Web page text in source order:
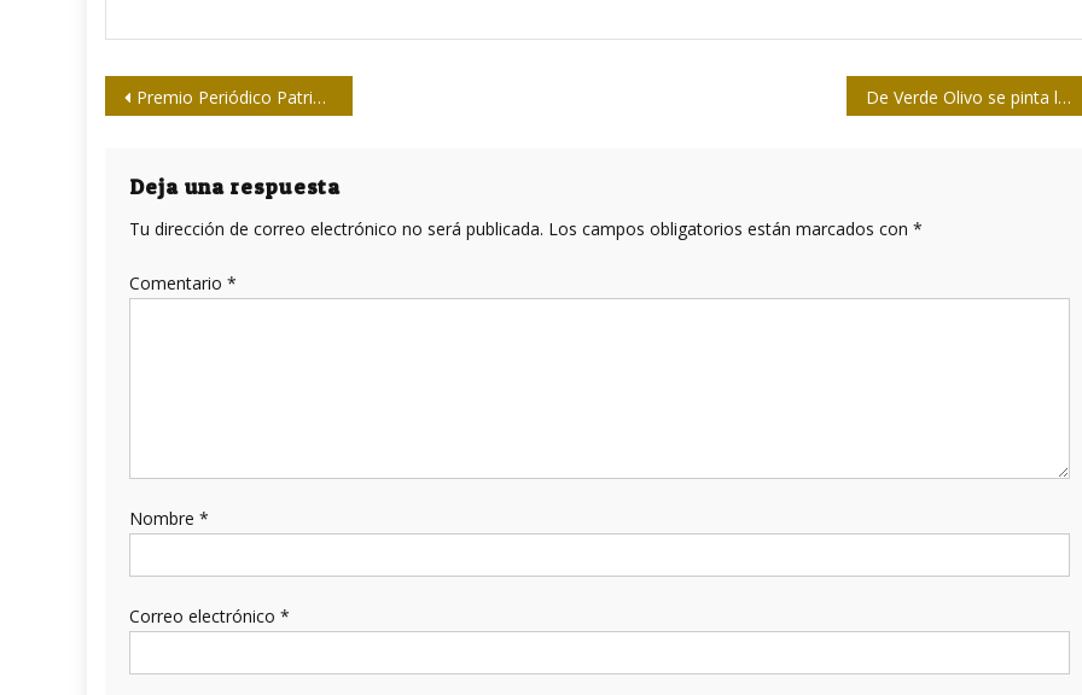
Navegación
entradas
Premio Periódico Patria para Eusebio Leal De Verde Olivo se pinta la Feria
Deja una respuesta
Tu dirección de correo electrónico no será publicada. Los campos obligatorios están marcados con *
Comentario *
Nombre *
Correo electrónico *